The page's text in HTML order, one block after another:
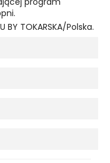
TOKARSKA/Polska.